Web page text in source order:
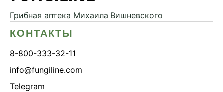
Грибная аптека Михаила Вишневского
КОНТАКТЫ
8-800-333-32-11
info@fungiline.com
Telegram